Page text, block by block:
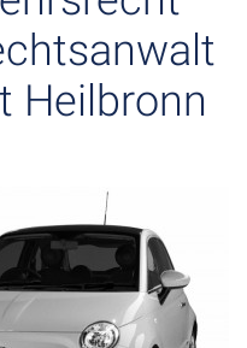
Heilbronn